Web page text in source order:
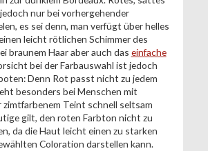
nur bei vorhergehender
es sei denn, man verfügt über helles
leicht rötlichen Schimmer des
braunem Haar aber auch das einfache
bei der Farbauswahl ist jedoch
Denn Rot passt nicht zu jedem
besonders bei Menschen mit
zimtfarbenem Teint schnell seltsam
gilt, den roten Farbton nicht zu
da die Haut leicht einen zu starken
Coloration darstellen kann.